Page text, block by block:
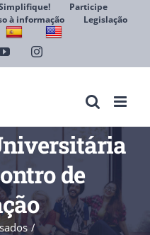
Participe
à informação
Legislação
YouTubeInstagram
de